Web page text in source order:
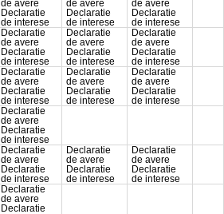
de avere
Declaratie
de interese
de avere
Declaratie
de interese
de avere
Declaratie
de interese
Declaratie
de avere
Declaratie
de interese
Declaratie
de avere
Declaratie
de interese
Declaratie
de avere
Declaratie
de interese
Declaratie
de avere
Declaratie
de interese
Declaratie
de avere
Declaratie
de interese
Declaratie
de avere
Declaratie
de interese
Declaratie
de avere
Declaratie
de interese
Declaratie
de avere
Declaratie
de interese
Declaratie
de avere
Declaratie
de interese
Declaratie
de avere
Declaratie
de interese
Declaratie
de avere
Declaratie